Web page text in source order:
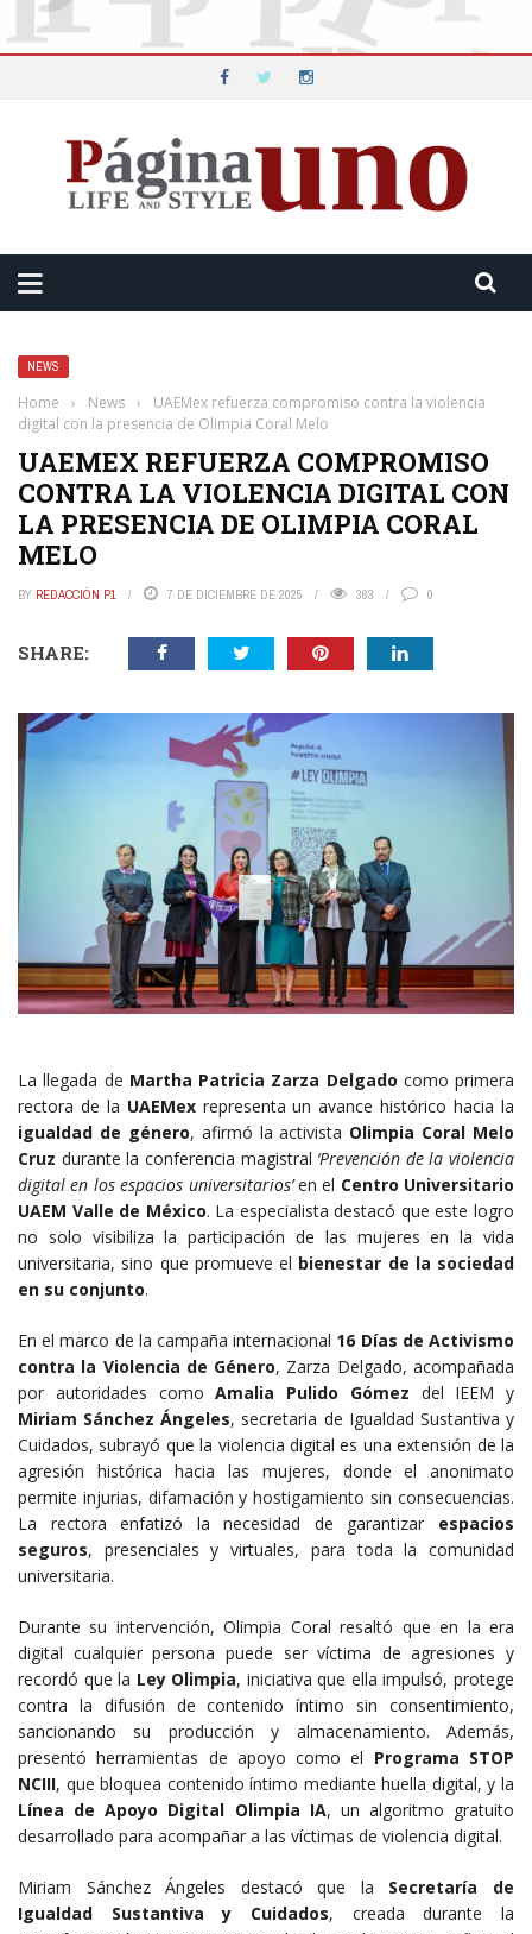
NEWS
Home › News ›
UAEMex refuerza compromiso contra la violencia
digital con la presencia de Olimpia Coral Melo
UAEMEX REFUERZA COMPROMISO
CONTRA LA VIOLENCIA DIGITAL CON
LA PRESENCIA DE OLIMPIA CORAL
MELO
BY REDACCIÓN P1 7 DE DICIEMBRE DE 2025 363 0
SHARE:
La llegada de Martha Patricia Zarza Delgado como primera
rectora de la UAEMexrepresenta un avance histórico hacia la
igualdad de género, afirmó la activista Olimpia Coral Melo
Cruz durante la conferencia magistral ‘Prevención de la violencia
digital en los espacios universitarios’en el Centro Universitario
UAEM Valle de México. La especialista destacó que este logro
no solo visibiliza la participación de las mujeres en la vida
universitaria, sino que promueve el bienestar de la sociedad
en su conjunto.
En el marco de la campaña internacional 16 Días de Activismo
contra la Violencia de Género, Zarza Delgado, acompañada
por autoridades comoAmalia Pulido Gómez del IEEM y
Miriam Sánchez Ángeles, secretaria de Igualdad Sustantiva y
Cuidados, subrayó que la violencia digital es una extensión de la
agresión histórica hacia las mujeres, donde el anonimato
permite injurias, difamación y hostigamiento sin consecuencias.
La rectora enfatizó la necesidad de garantizar espacios
seguros, presenciales y virtuales, para toda la comunidad
universitaria.
Durante su intervención, Olimpia Coral resaltó que en la era
digital cualquier persona puede ser víctima de agresiones y
recordó que la Ley Olimpia, iniciativa que ella impulsó, protege
contra la difusión de contenido íntimo sin consentimiento,
sancionando su producción y almacenamiento. Además,
presentó herramientas de apoyo como el Programa STOP
NCIII, que bloquea contenido íntimo mediante huella digital, y la
Línea de Apoyo Digital Olimpia IA, un algoritmo gratuito
desarrollado para acompañar a las víctimas de violencia digital.
Miriam Sánchez Ángeles destacó que la Secretaría de
Igualdad Sustantiva y Cuidados, creada durante la